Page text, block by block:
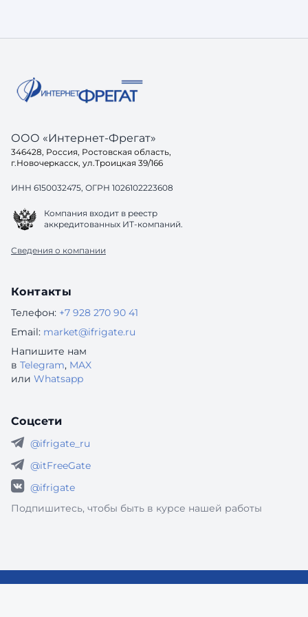
подрядчик будет работать вслепую. 2.
Ак
ООО «Интернет-Фрегат»
346428, Россия, Ростовская область,
г.Новочеркасск, ул.Троицкая 39/166
ИНН 6150032475, ОГРН 1026102223608
Компания входит в реестр
аккредитованных ИТ-компаний.
Сведения о компании
Контакты
Телефон: +7 928 270 90 41
Email: market@ifrigate.ru
Напишите нам
в Telegram, MAX
или Whatsapp
Соцсети
@ifrigate_ru
@itFreeGate
@ifrigate
Подпишитесь, чтобы быть в курсе нашей работы